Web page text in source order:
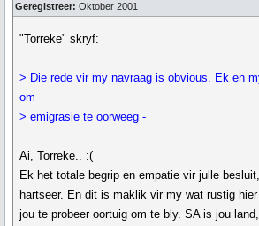
Geregistreer: Oktober 2001
"Torreke" skryf:
> Die rede vir my navraag is obvious. Ek en
om
> emigrasie te oorweeg -
Ai, Torreke.. :(
Ek het totale begrip en empatie vir julle
hartseer. En dit is maklik vir my wat rustig
jou te probeer oortuig om te bly. SA is jou